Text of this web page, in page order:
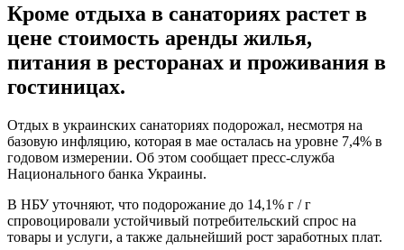
Кроме отдыха в санаториях растет в
цене стоимость аренды жилья,
питания в ресторанах и проживания в
гостиницах.
Отдых в украинских санаториях подорожал, несмотря на
базовую инфляцию, которая в мае осталась на уровне 7,4% в
годовом измерении. Об этом сообщает пресс-служба
Национального банка Украины.
В НБУ уточняют, что подорожание до 14,1% г / г
спровоцировали устойчивый потребительский спрос на
товары и услуги, а также дальнейший рост заработных плат.